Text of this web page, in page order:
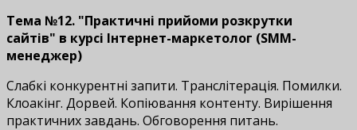
Тема №12. "Практичні прийоми розкрутки
сайтів" в курсі Інтернет-маркетолог (SMM-
менеджер)
Слабкі конкурентні запити. Транслітерація. Помилки.
Клоакінг. Дорвей. Копіювання контенту. Вирішення
практичних завдань. Обговорення питань.